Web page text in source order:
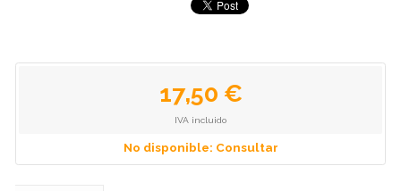
17,50 €
IVA incluido
No disponible: Consultar